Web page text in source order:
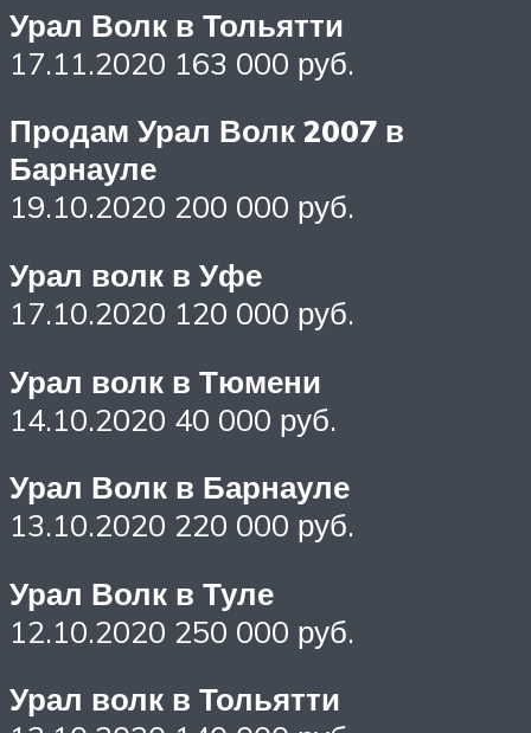
Урал Волк в Тольятти
17.11.2020 163 000 руб.
Продам Урал Волк 2007 в
Барнауле
19.10.2020 200 000 руб.
Урал волк в Уфе
17.10.2020 120 000 руб.
Урал волк в Тюмени
14.10.2020 40 000 руб.
Урал Волк в Барнауле
13.10.2020 220 000 руб.
Урал Волк в Туле
12.10.2020 250 000 руб.
Урал волк в Тольятти